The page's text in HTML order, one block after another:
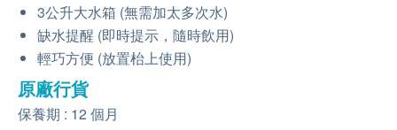
3公升大水箱 (無需加太多次水)
缺水提醒 (即時提示，隨時飲用)
輕巧方便 (放置枱上使用)
原廠行貨
保養期 : 12 個月